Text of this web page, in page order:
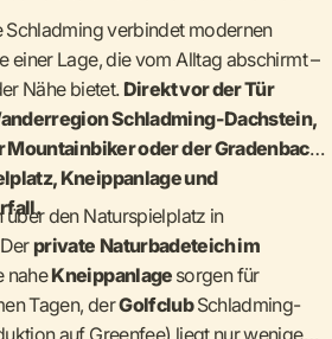
Schladming verbindet modernen
einer Lage, die vom Alltag abschirmt –
Nähe bietet. Direkt vor der Tür
Schladming-Dachstein,
Mountainbiker oder der Gradenbach
Kneippanlage und
über den Naturspielplatz in
private Naturbadeteich im
naheKneippanlage sorgen für
Tagen, derGolfclubSchladming-
auf Greenfee) liegt nur wenige